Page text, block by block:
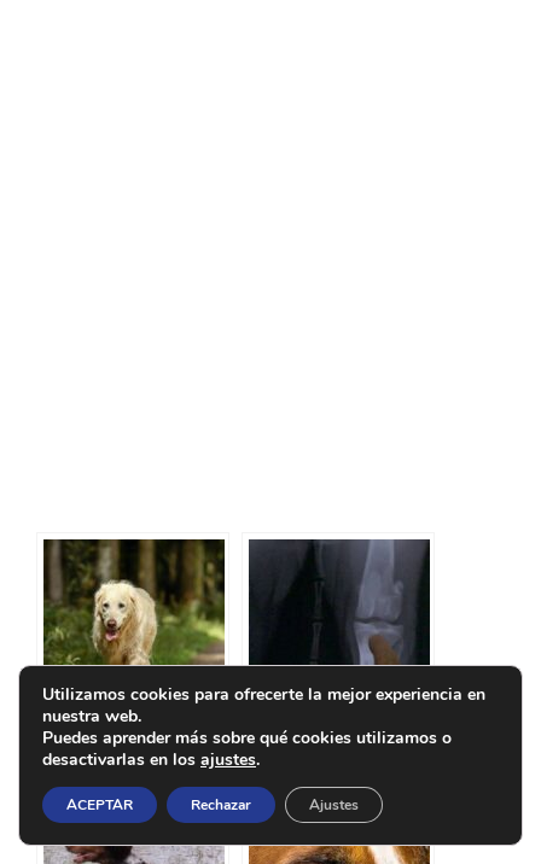
La Displasia en
Perros de Caza:
Desafíos y
Soluciones
luxación de rotula
en los perros de
caza
Utilizamos cookies para ofrecerte la mejor experiencia en
nuestra web.
Puedes aprender más sobre qué cookies utilizamos o
desactivarlas en los ajustes.
ACEPTAR Rechazar Ajustes